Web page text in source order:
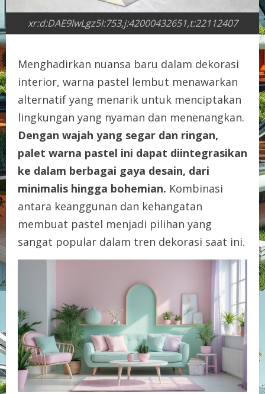
xr:d:DAE9lwLgz5I:753,j:42000432651,t:22112407
Menghadirkan nuansa baru dalam dekorasi
interior, warna pastel lembut menawarkan
alternatif yang menarik untuk menciptakan
lingkungan yang nyaman dan menenangkan.
Dengan wajah yang segar dan ringan,
palet warna pastel ini dapat diintegrasikan
ke dalam berbagai gaya desain, dari
minimalis hingga bohemian. Kombinasi
antara keanggunan dan kehangatan
membuat pastel menjadi pilihan yang
sangat popular dalam tren dekorasi saat ini.